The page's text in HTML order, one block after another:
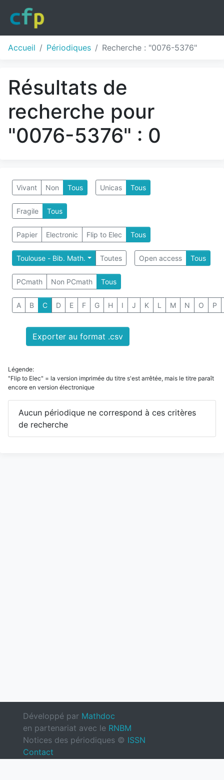
Accueil Périodiques Recherche : "0076-5376"
Résultats de
recherche pour
"0076-5376" : 0
Vivant Non Tous Unicas Tous
Fragile Tous
Papier Electronic Flip to Elec Tous
Toulouse - Bib. Math. Toutes Open access Tous
PCmath Non PCmath Tous
A B C D E F G H I J K L M N O P
Exporter au format .csv
Légende:
"Flip to Elec" = la version imprimée du titre s'est arrêtée, mais le titre paraît
encore en version électronique
Aucun périodique ne correspond à ces critères
de recherche
Développé par Mathdoc
en partenariat avec le RNBM
Notices des périodiques © ISSN
Contact